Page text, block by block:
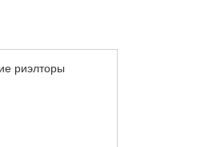
риэлторы